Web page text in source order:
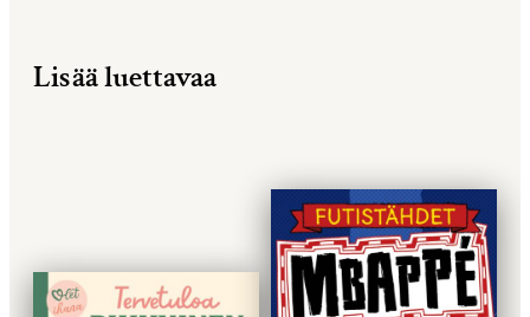
Lisää luettavaa